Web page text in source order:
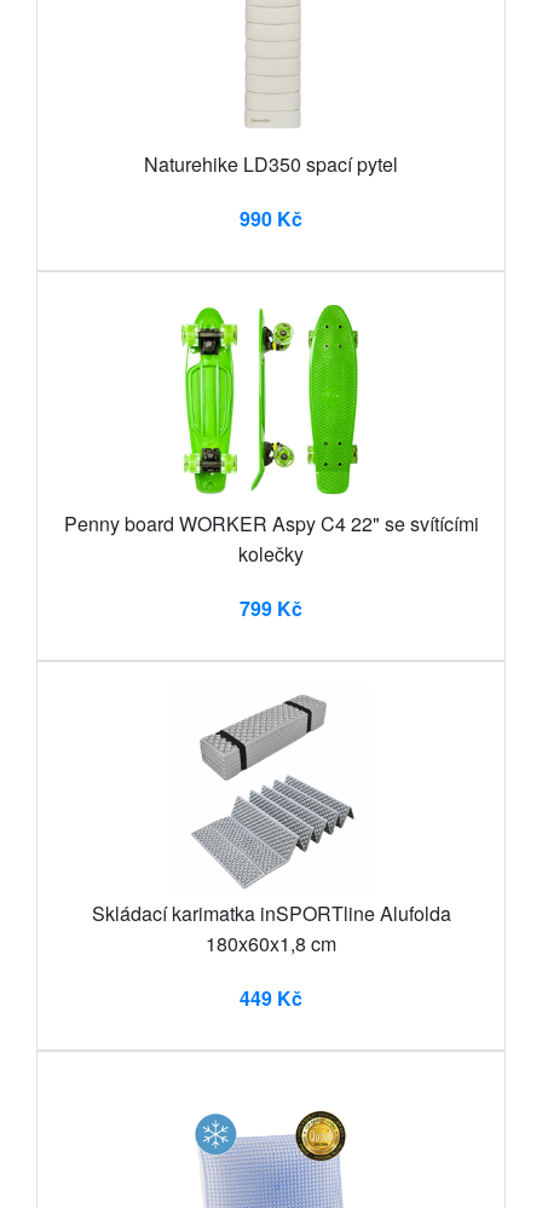
Naturehike LD350 spací pytel
990 Kč
Penny board WORKER Aspy C4 22" se svítícími
kolečky
799 Kč
Skládací karimatka inSPORTline Alufolda
180x60x1,8 cm
449 Kč